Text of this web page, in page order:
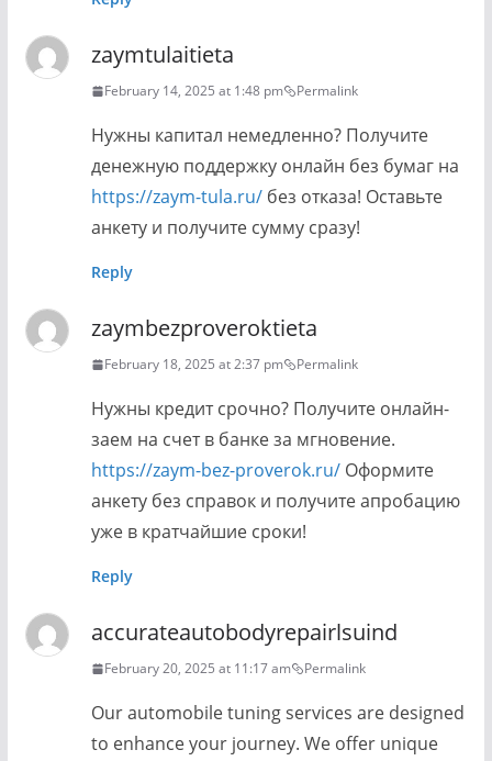
zaymtulaitieta
February 14, 2025 at 1:48 pm Permalink
Нужны капитал немедленно? Получите
денежную поддержку онлайн без бумаг на
https://zaym-tula.ru/без отказа! Оставьте
анкету и получите сумму сразу!
Reply
zaymbezproveroktieta
February 18, 2025 at 2:37 pm Permalink
Нужны кредит срочно? Получите онлайн-
заем на счет в банке за мгновение.
https://zaym-bez-proverok.ru/Оформите
анкету без справок и получите апробацию
уже в кратчайшие сроки!
Reply
accurateautobodyrepairlsuind
February 20, 2025 at 11:17 am Permalink
Our automobile tuning services are designed
to enhance your journey. We offer unique